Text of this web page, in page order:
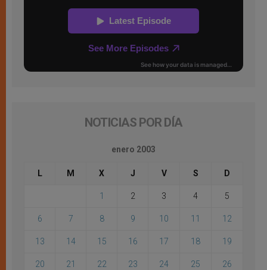
NOTICIAS POR DÍA
enero 2003
L M X J V S D
1 2 3 4 5
6 7 8 9 10 11 12
13 14 15 16 17 18 19
20 21 22 23 24 25 26